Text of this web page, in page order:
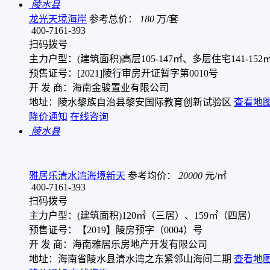
陵水县
龙光天境海岸 参考总价： 180 万/套
400-7161-393
扫码拨号
主力户型：(建筑面积)高层105-147㎡、多层住宅141-152
预售证号：[2021]陵行审房开证暂字第0010号
开 发 商：海南金骏置业有限公司
地址：陵水黎族自治县黎安国际教育创新试验区 查看地图
降价通知 在线咨询
陵水县
雅居乐清水湾海境新天 参考均价： 20000 元/㎡
400-7161-393
扫码拨号
主力户型：(建筑面积)120㎡（三居）、159㎡（四居）
预售证号：【2019】陵房预字（0004）号
开 发 商：海南雅居乐房地产开发有限公司
地址：海南省陵水县清水湾之东紧邻山海间二期 查看地图